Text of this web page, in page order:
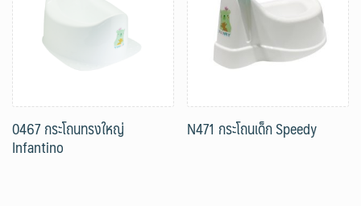
0467 กระโถนทรงใหญ่
Infantino
N471 กระโถนเด็ก Speedy